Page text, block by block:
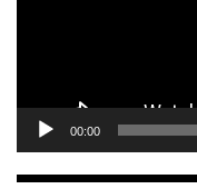
00:00